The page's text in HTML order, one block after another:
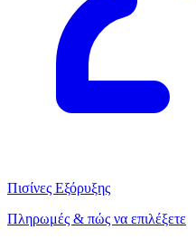
Πισίνες Εξόρυξης
Πληρωμές & πώς να επιλέξετε